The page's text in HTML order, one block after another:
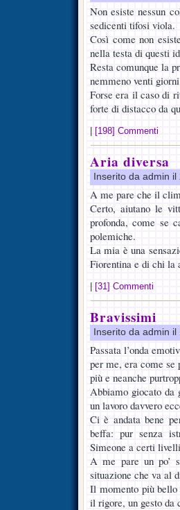
Non esiste nessun
sedicenti tifosi viola.
Così come non
nella testa di questi
Resta comunque la
nemmeno venti
Forse era il caso di
forte di distacco da
[198] Commenti
Aria diversa
Inserito da admin
A me pare che il
Certo, aiutano le
profonda, come se
polemiche.
La mia è una
Fiorentina e di chi la
[31] Commenti
Bravissimi
Inserito da admin
Passata l’onda
per me, era come se
più e neanche
Abbiamo giocato da
un lavoro davvero
Ci è andata bene
beffa: pur senza
Simeone a certi
A me pare un po’
situazione che va al
Il momento più bello
il rigore, un gesto da